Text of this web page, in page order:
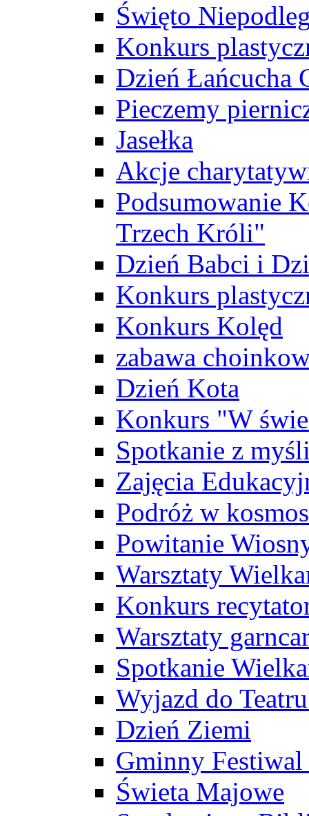
Święto
Konkurs
Dzień Łańcucha
Pieczemy
Jasełka
Akcje
Podsumowanie
Trzech Króli"
Dzień Babci i
Konkurs
Konkurs Kolęd
zabawa
Dzień Kota
Konkurs "W
Spotkanie z
Zajęcia
Podróż w kosmos
Powitanie
Warsztaty
Konkurs
Warsztaty
Spotkanie
Wyjazd do
Dzień Ziemi
Gminny
Świeta Majowe